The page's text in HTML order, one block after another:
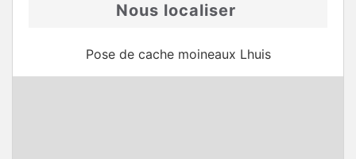
Nous localiser
Pose de cache moineaux Lhuis